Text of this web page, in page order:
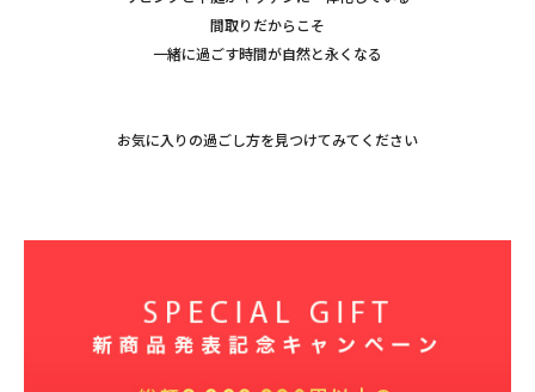
間取りだからこそ
一緒に過ごす時間が自然と永くなる
お気に入りの過ごし方を見つけてみてください